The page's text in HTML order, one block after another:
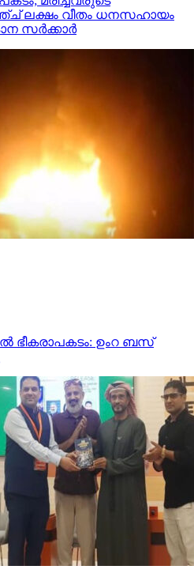
ലക്ഷം വീതം ധനസഹായം
സര്‍ക്കാര്‍
ഭീകരാപകടം: ഉംറ ബസ്